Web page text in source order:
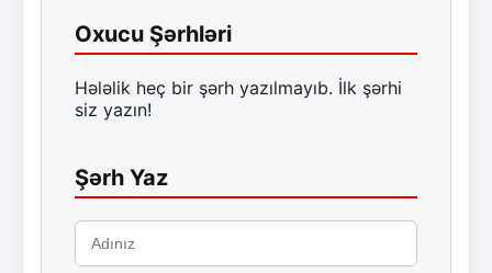
Oxucu Şərhləri
Hələlik heç bir şərh yazılmayıb. İlk şərhi
siz yazın!
Şərh Yaz